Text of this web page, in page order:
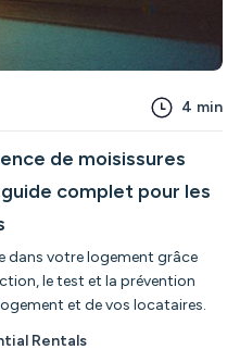
4 min
de moisissures
complet pour les
dans votre logement grâce
le test et la prévention
et de vos locataires.
Rentals